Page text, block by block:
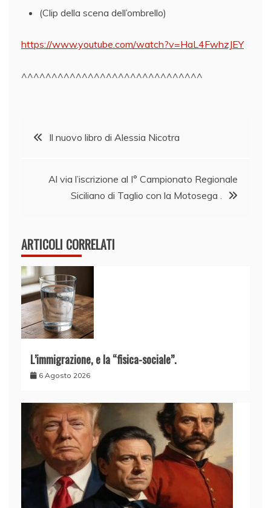
(Clip della scena dell’ombrello)
https://www.youtube.com/watch?v=HaL4FwhzJEY
^^^^^^^^^^^^^^^^^^^^^^^^^^^^^^
Navigazione
Il nuovo libro di Alessia Nicotra
Al via l’iscrizione al I° Campionato Regionale
Siciliano di Taglio con la Motosega .
ARTICOLI CORRELATI
L’immigrazione, e la “fisica-sociale”.
6 Agosto 2026